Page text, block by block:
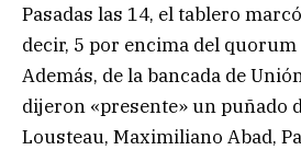
Pasadas las 14, el tablero
decir, 5 por encima del
Además, de la bancada de
dijeron «presente» un puñado
Lousteau, Maximiliano Abad,